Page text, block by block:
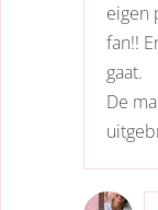
eigen
fan!!
gaat.
De